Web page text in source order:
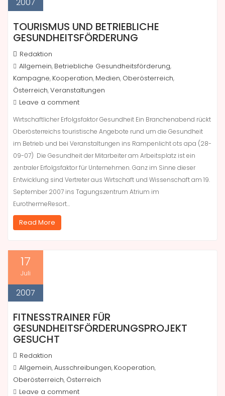
TOURISMUS UND BETRIEBLICHE
GESUNDHEITSFÖRDERUNG
Redaktion
Allgemein, Betriebliche Gesundheitsförderung,
Kampagne, Kooperation, Medien, Oberösterreich,
Österreich,Veranstaltungen
Leave a comment
Wirtschaftlicher Erfolgsfaktor Gesundheit Ein Branchenabend rückt
Oberösterreichs touristische Angebote rund um die Gesundheit
im Betrieb und bei Veranstaltungen ins Rampenlicht ots apa (28-
09-07) Die Gesundheit der Mitarbeiter am Arbeitsplatz ist ein
zentraler Erfolgsfaktor für Unternehmen. Ganz im Sinne dieser
Entwicklung sind Vertreter aus Wirtschaft und Wissenschaft am 19.
September 2007 ins Tagungszentrum Atrium im
EurothermeResort…
Read More
17
Juli
2007
FITNESSTRAINER FÜR
GESUNDHEITSFÖRDERUNGSPROJEKT
GESUCHT
Redaktion
Allgemein,Ausschreibungen, Kooperation,
Oberösterreich, Österreich
Leave a comment